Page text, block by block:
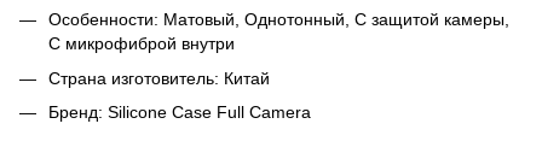
Особенности: Матовый, Однотонный, С защитой камеры,
С микрофиброй внутри
Страна изготовитель: Китай
Бренд: Silicone Case Full Camera